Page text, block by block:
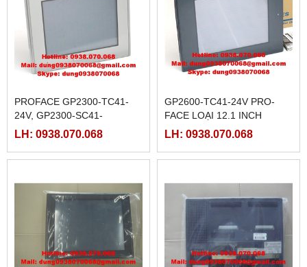
PROFACE GP2300-TC41-
24V, GP2300-SC41-
24V,GP2300-LG41-24V,
LH: 0938.070.068
GP2600-TC41-24V PRO-
FACE LOẠI 12.1 INCH
LH: 0938.070.068